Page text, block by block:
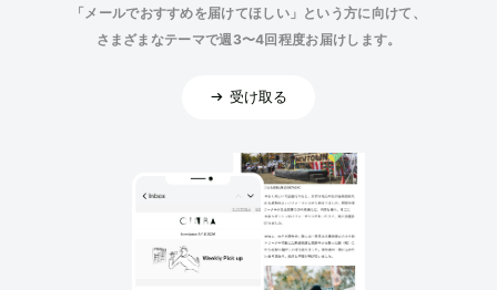
「メールでおすすめを届けてほしい」という方に向けて、
さまざまなテーマで週3〜4回程度お届けします。
受け取る